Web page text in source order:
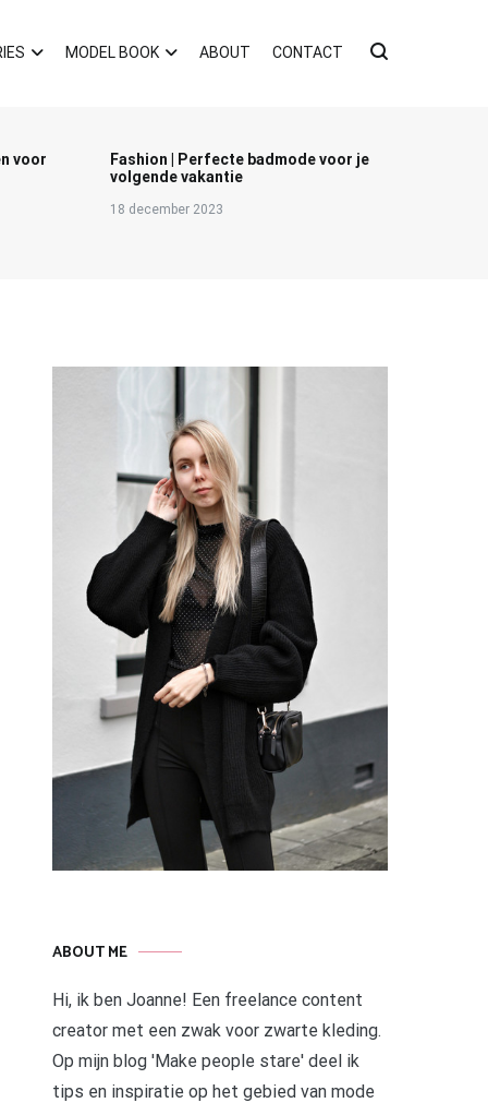
MODEL BOOK ABOUT CONTACT
voor
Fashion | Perfecte badmode voor je
volgende vakantie
18 december 2023
ABOUT ME
Hi, ik ben Joanne! Een freelance content
creator met een zwak voor zwarte kleding.
Op mijn blog 'Make people stare' deel ik
tips en inspiratie op het gebied van mode